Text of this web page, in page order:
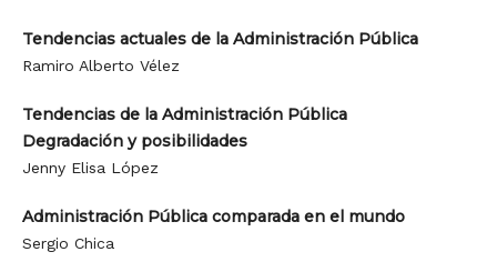
Tendencias actuales de la Administración Pública
Ramiro Alberto Vélez
Tendencias de la Administración Pública
Degradación y posibilidades
Jenny Elisa López
Administración Pública comparada en el mundo
Sergio Chica